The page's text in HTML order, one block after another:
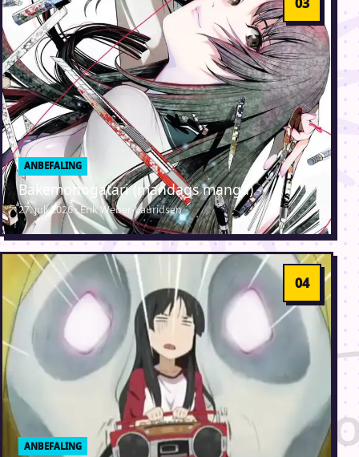
ANBEFALING
Bakemonogatari (mandags manga)
27. juli 2026 · Erik Weber-Lauridsen
ANBEFALING